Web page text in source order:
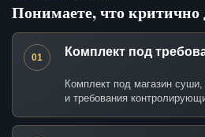
Понимаете, что
01 Комплект под
Комплект под магазин
и требования